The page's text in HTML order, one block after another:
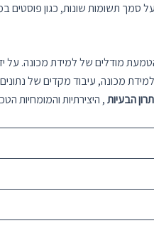
סמך תשומות שונות, כגון פוסטים
מכונה, עיבוד מקדים של
הבעיות, היצירתיות והמומחיות